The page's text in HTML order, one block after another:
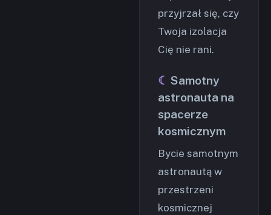
przyjrzał się, czy
Twoja izolacja
Cię nie rani.
Samotny
astronauta na
spacerze
kosmicznym
Bycie samotnym
astronautą w
przestrzeni
kosmicznej